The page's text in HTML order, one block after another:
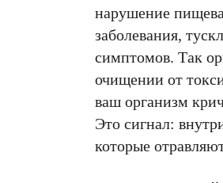
нарушение
заболевания,
симптомов. Так
очищении от
ваш организм
Это сигнал:
которые